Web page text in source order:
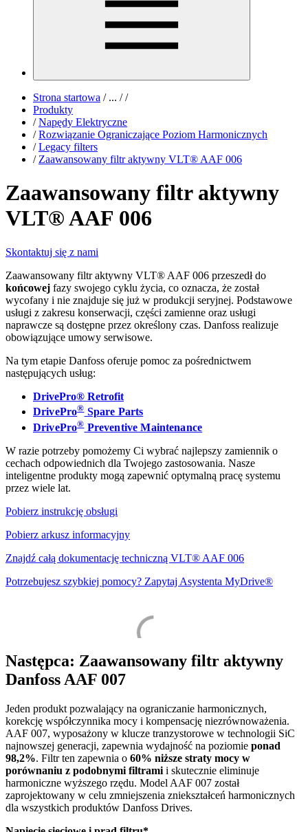
Strona startowa /... / /
Produkty
/ Napędy Elektryczne
/ Rozwiązanie Ograniczające Poziom Harmonicznych
/ Legacy filters
/ Zaawansowany filtr aktywny VLT® AAF 006
Zaawansowany filtr aktywny
VLT® AAF 006
Skontaktuj się z nami
Zaawansowany filtr aktywny VLT® AAF 006 przeszedł do
końcowej fazy swojego cyklu życia, co oznacza, że został
wycofany i nie znajduje się już w produkcji seryjnej. Podstawowe
usługi z zakresu konserwacji, części zamienne oraz usługi
naprawcze są dostępne przez określony czas. Danfoss realizuje
obowiązujące umowy serwisowe.
Na tym etapie Danfoss oferuje pomoc za pośrednictwem
następujących usług:
DrivePro® Retrofit
DrivePro®Spare Parts
DrivePro®Preventive Maintenance
W razie potrzeby pomożemy Ci wybrać najlepszy zamiennik o
cechach odpowiednich dla Twojego zastosowania. Nasze
inteligentne produkty mogą zapewnić optymalną pracę systemu
przez wiele lat.
Pobierz instrukcję obsługi
Pobierz arkusz informacyjny
Znajdź całą dokumentację techniczną VLT® AAF 006
Potrzebujesz szybkiej pomocy? Zapytaj Asystenta MyDrive®
Następca: Zaawansowany filtr aktywny
Danfoss AAF 007
Jeden produkt pozwalający na ograniczanie harmonicznych,
korekcję współczynnika mocy i kompensację niezrównoważenia.
AAF 007, wyposażony w klucze tranzystorowe w technologii SiC
najnowszej generacji, zapewnia wydajność na poziomie ponad
98,2%. Filtr ten zapewnia o 60% niższe straty mocy w
porównaniu z podobnymi filtrami i skutecznie eliminuje
harmoniczne wyższego rzędu. Model AAF 007 został
zaprojektowany w celu zmniejszenia zniekształceń harmonicznych
dla wszystkich produktów Danfoss Drives.